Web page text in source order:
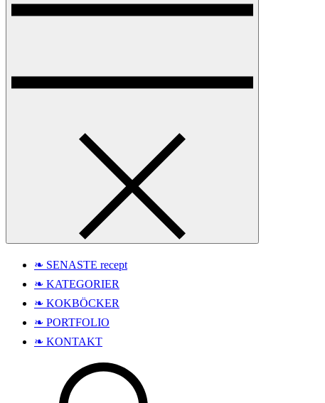
❧ SENASTE recept
❧ KATEGORIER
❧ KOKBÖCKER
❧ PORTFOLIO
❧ KONTAKT